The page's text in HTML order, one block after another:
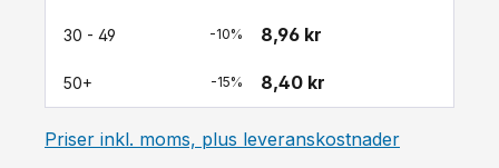
30 - 49 -10% 8,96 kr
50+ -15% 8,40 kr
Priser inkl. moms, plus leveranskostnader